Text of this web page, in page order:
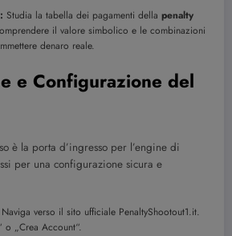
Studia la tabella dei pagamenti della penalty
il valore simbolico e le combinazioni
denaro reale.
e Configurazione del
è la porta d’ingresso per l’engine di
per una configurazione sicura e
Naviga verso il sito ufficiale PenaltyShootout1.it.
o „Crea Account“.